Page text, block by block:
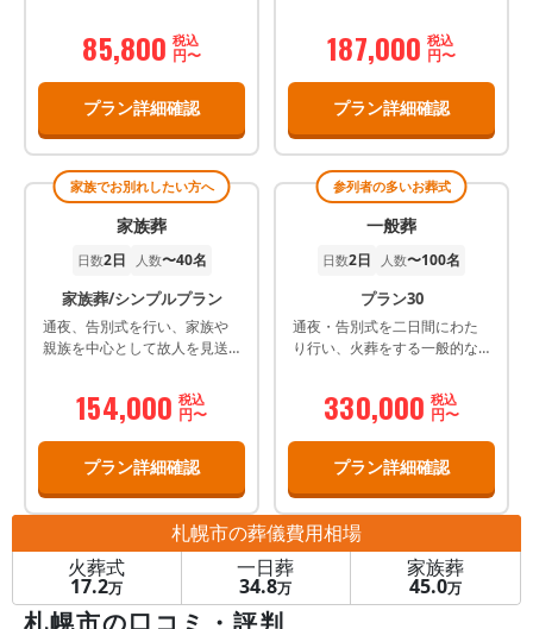
りとなります。 ご検討の方は
事前の相談をおすすめ致しま
85,800 税込
円〜
プラン詳細確認
ともできます。是非ご相談く
ださい。187,000 税込
円〜
プラン詳細確認
家族でお別れしたい方へ
家族葬
日数2日 人数〜40名
家族葬/シンプルプラン
通夜、告別式を行い、家族や
親族を中心として故人を見送
154,000 税込
円〜
プラン詳細確認
参列者の多いお葬式
一般葬
日数2日 人数〜100名
プラン30
通夜・告別式を二日間にわた
り行い、火葬をする一般的な
330,000 税込
円〜
プラン詳細確認
札幌市の葬儀費用相場
火葬式
17.2万
一日葬
34.8万
家族葬
45.0万
札幌市の口コミ・評判